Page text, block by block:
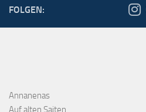
FOLGEN:
Annanenas
Auf alten Saiten